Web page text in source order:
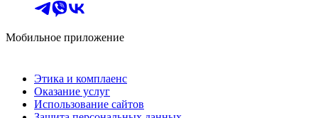
Мобильное приложение
Этика и комплаенс
Оказание услуг
Использование сайтов